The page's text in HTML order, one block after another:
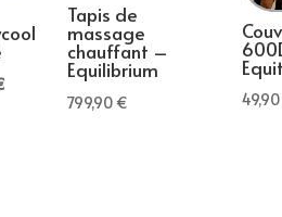
Le
Tapis de
massage
chauffant –
Equilibrium
799,90€